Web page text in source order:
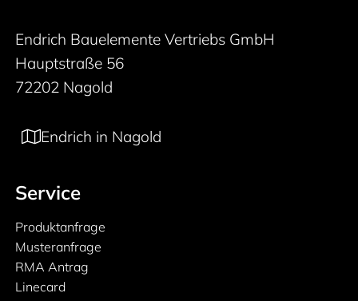
Endrich Bauelemente Vertriebs GmbH
Hauptstraße 56
72202 Nagold
Endrich in Nagold
Service
Produktanfrage
Musteranfrage
RMA Antrag
Linecard